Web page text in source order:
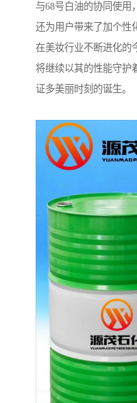
与68号白油的协同使用
还为用户带来了加个性
在美妆行业不断进化的
将继续以其的性能守护
证多美丽时刻的诞生。